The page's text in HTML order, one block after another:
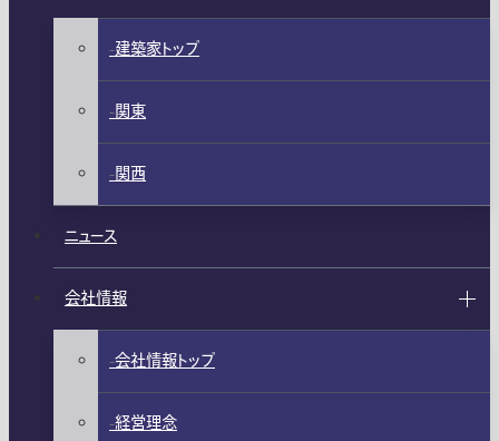
建築家トップ
関東
関西
ニュース
会社情報
会社情報トップ
経営理念